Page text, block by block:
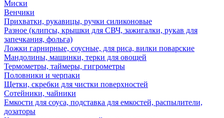
Миски
Венчики
Прихватки, рукавицы, ручки силиконовые
Разное (клипсы, крышки для СВЧ, зажигалки, рукав для
запечкания, фольга)
Ложки гарнирные, соусные, для риса, вилки поварские
Мандолины, машинки, терки для овощей
Термометры, таймеры, гигрометры
Половники и черпаки
Щетки, скребки для чистки поверхностей
Сотейники, чайники
Емкости для соуса, подставка для емкостей, распылители,
дозаторы